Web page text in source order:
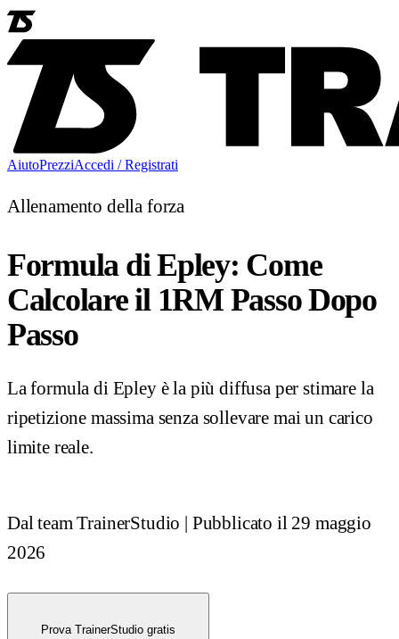
AiutoPrezziAccedi / Registrati
Allenamento della forza
Formula di Epley: Come
Calcolare il 1RM Passo Dopo
Passo
La formula di Epley è la più diffusa per stimare la
ripetizione massima senza sollevare mai un carico
limite reale.
Dal team TrainerStudio | Pubblicato il 29 maggio
2026
Prova TrainerStudio gratis